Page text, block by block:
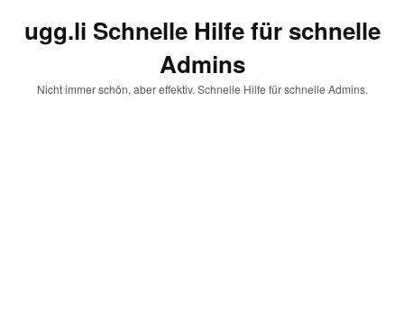
ugg.li Schnelle Hilfe für schnelle
Admins
Nicht immer schön, aber effektiv. Schnelle Hilfe für schnelle Admins.